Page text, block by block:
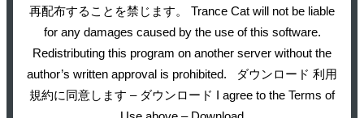
再配布することを禁じます。 Trance Cat will not be liable
for any damages caused by the use of this software.
Redistributing this program on another server without the
author’s written approval is prohibited. ダウンロード 利用
規約に同意します – ダウンロード I agree to the Terms of